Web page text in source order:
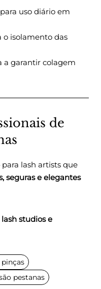
uso diário em
o isolamento das
a garantir colagem
de
lash artists que
seguras e elegantes
studios e
pestanas